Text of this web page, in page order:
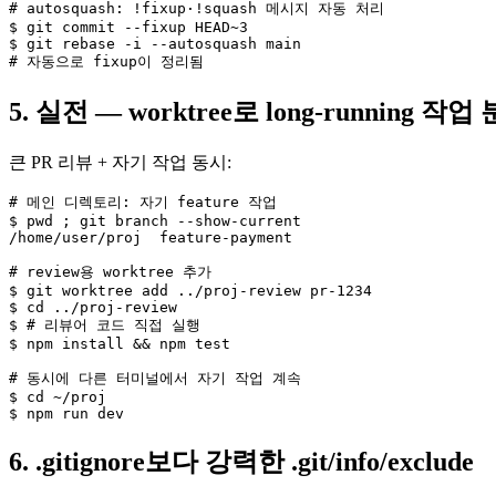
# autosquash: !fixup·!squash 메시지 자동 처리
$ git commit --fixup HEAD~3
$ git rebase -i --autosquash main
# 자동으로 fixup이 정리됨
5. 실전 — worktree로 long-running 작업
큰 PR 리뷰 + 자기 작업 동시:
# 메인 디렉토리: 자기 feature 작업
$ pwd ; git branch --show-current
/home/user/proj  feature-payment
# review용 worktree 추가
$ git worktree add ../proj-review pr-1234
$ cd ../proj-review
$ # 리뷰어 코드 직접 실행
$ npm install && npm test
# 동시에 다른 터미널에서 자기 작업 계속
$ cd ~/proj
$ npm run dev
6. .gitignore보다 강력한 .git/info/exclude